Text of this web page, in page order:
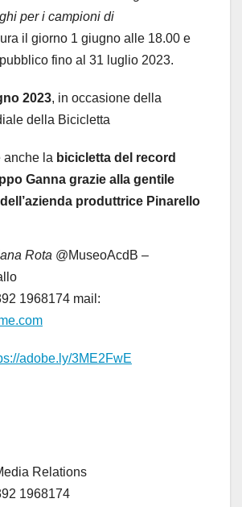
per i campioni di
il giorno 1 giugno alle 18.00 e
fino al 31 luglio 2023.
2023, in occasione della
della Bicicletta
anche la bicicletta del record
Ganna grazie alla gentile
produttrice Pinarello
Rota @MuseoAcdB –
1968174 mail:
adobe.ly/3ME2FwE
Relations
1968174